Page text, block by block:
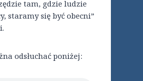
tam, gdzie ludzie
staramy się być obecni”
odsłuchać poniżej: